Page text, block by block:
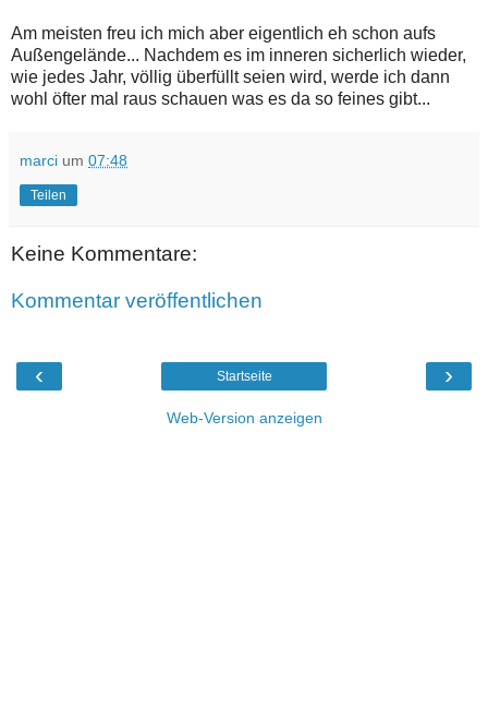
Am meisten freu ich mich aber eigentlich eh schon aufs
Außengelände... Nachdem es im inneren sicherlich wieder,
wie jedes Jahr, völlig überfüllt seien wird, werde ich dann
wohl öfter mal raus schauen was es da so feines gibt...
marci um 07:48
Teilen
Keine Kommentare:
Kommentar veröffentlichen
‹ ›
Startseite
Web-Version anzeigen